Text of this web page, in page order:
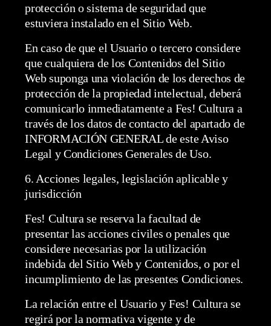
protección o sistema de seguridad que
estuviera instalado en el Sitio Web.
En caso de que el Usuario o tercero considere
que cualquiera de los Contenidos del Sitio
Web suponga una violación de los derechos de
protección de la propiedad intelectual, deberá
comunicarlo inmediatamente a Fes! Cultura a
través de los datos de contacto del apartado de
INFORMACIÓN GENERAL de este Aviso
Legal y Condiciones Generales de Uso.
6. Acciones legales, legislación aplicable y
jurisdicción
Fes! Cultura se reserva la facultad de
presentar las acciones civiles o penales que
considere necesarias por la utilización
indebida del Sitio Web y Contenidos, o por el
incumplimiento de las presentes Condiciones.
La relación entre el Usuario y Fes! Cultura se
regirá por la normativa vigente y de